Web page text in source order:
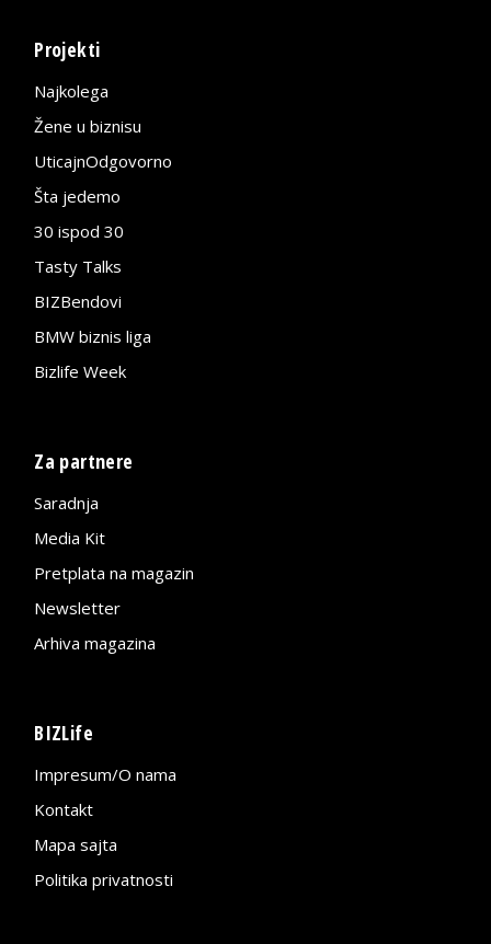
Projekti
Najkolega
Žene u biznisu
UticajnOdgovorno
Šta jedemo
30 ispod 30
Tasty Talks
BIZBendovi
BMW biznis liga
Bizlife Week
Za partnere
Saradnja
Media Kit
Pretplata na magazin
Newsletter
Arhiva magazina
BIZLife
Impresum/O nama
Kontakt
Mapa sajta
Politika privatnosti